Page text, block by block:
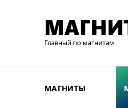
Главный по магнитам
МАГНИТЫ